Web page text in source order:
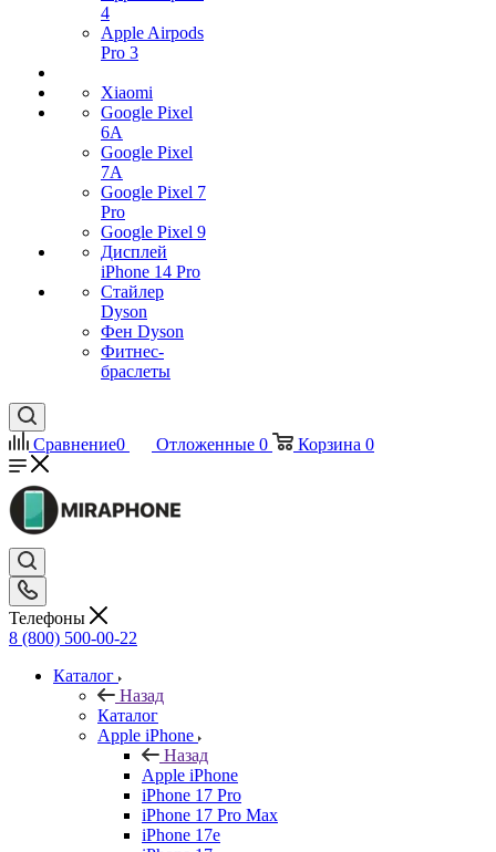
4
Apple Airpods
Pro 3
Xiaomi
Google Pixel
6A
Google Pixel
7А
Google Pixel 7
Pro
Google Pixel 9
Дисплей
iPhone 14 Pro
Стайлер
Dyson
Фен Dyson
Фитнес-
браслеты
Сравнение0 Отложенные 0 Корзина 0
Телефоны
8 (800) 500-00-22
Каталог
Назад
Каталог
Apple iPhone
Назад
Apple iPhone
iPhone 17 Pro
iPhone 17 Pro Max
iPhone 17e